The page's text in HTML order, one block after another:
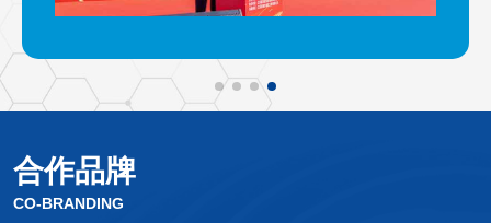
合作品牌
CO-BRANDING